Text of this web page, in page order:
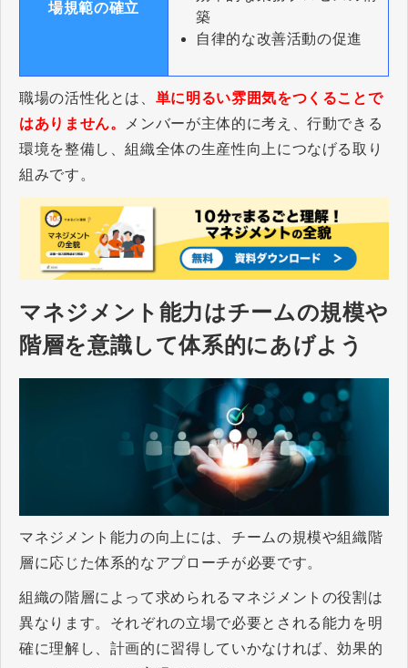
場規範の確立
築
自律的な改善活動の促進
職場の活性化とは、 単に明るい雰囲気をつくることで
はありません。
メンバーが主体的に考え、行動できる
環境を整備し、組織全体の生産性向上につなげる取り
組みです。
マネジメント能力はチームの規模や
階層を意識して体系的にあげよう
マネジメント能力の向上には、チームの規模や組織階
層に応じた体系的なアプローチが必要です。
組織の階層によって求められるマネジメントの役割は
異なります。それぞれの立場で必要とされる能力を明
確に理解し、計画的に習得していかなければ、効果的